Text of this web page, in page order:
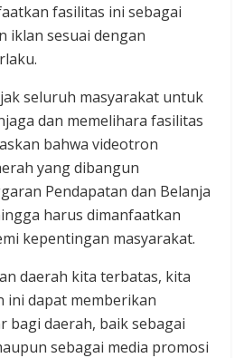
fasilitas ini sebagai
iklan sesuai dengan
seluruh masyarakat untuk
dan memelihara fasilitas
bahwa videotron
yang dibangun
Pendapatan dan Belanja
harus dimanfaatkan
kepentingan masyarakat.
daerah kita terbatas, kita
ini dapat memberikan
bagi daerah, baik sebagai
sebagai media promosi